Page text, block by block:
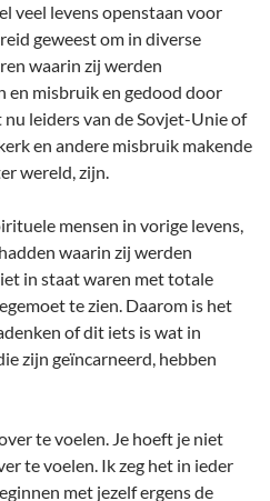
veel levens openstaan voor
geweest om in diverse
waarin zij werden
en misbruik en gedood door
nu leiders van de Sovjet-Unie of
en andere misbruik makende
wereld, zijn.
mensen in vorige levens,
waarin zij werden
in staat waren met totale
te zien. Daarom is het
of dit iets is wat in
zijn geïncarneerd, hebben
te voelen. Je hoeft je niet
te voelen. Ik zeg het in ieder
met jezelf ergens de